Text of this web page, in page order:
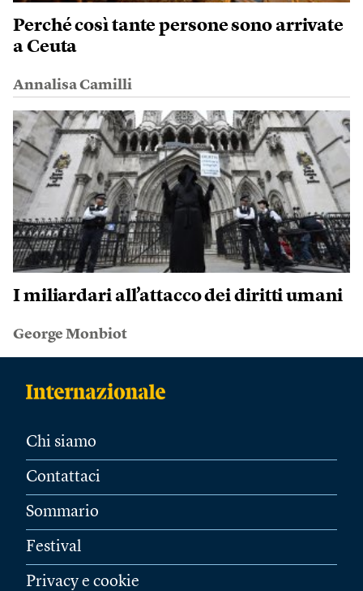
Perché così tante persone sono arrivate
a Ceuta
Annalisa Camilli
I miliardari all’attacco dei diritti umani
George Monbiot
Chi siamo
Contattaci
Sommario
Festival
Privacy e cookie